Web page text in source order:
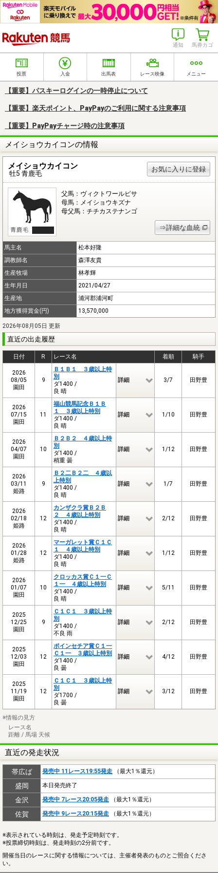
馬券カゴ
通知
投票 入金 出馬表 レース映像 メニュー
【重要】パスキーログインの一時停止について
【重要】楽天ポイント、PayPayのご利用に関する注意事項
【重要】PayPayチャージ時の注意事項
メイショウカイコンの情報
メイショウカイコン
牡5 青鹿毛
お気に入りに登録
父馬：ヴィクトワールピサ
母馬：メイショウキズナ
母父馬：チチカステナンゴ
⇒詳細な血統
馬主名
松本好隆
調教師名
森澤友貴
生産牧場
林孝輝
生年月日
2021/04/27
生産地
浦河郡浦河町
地方獲得賞金(円)
13,570,000
2026年08月05日 更新
直近の出走履歴
日付 R レース名 着順 騎手
2026
08/05
園田
9
Ｂ１Ｂ１ ３歳以上特
別
ダ1400 /
良 晴
詳細 3/7 田野豊
2026
07/15
園田
11
福山競馬記念Ｂ１Ｂ
１ ３歳以上特別
ダ1400 /
良 晴
詳細 1/10 田野豊
2026
04/07
園田
10
Ｂ２Ｂ２ ４歳以上特
別
ダ1400 /
稍重 曇
詳細 1/12 田野豊
2026
03/11
姫路
9
Ｂ２二Ｂ２二 ４歳以
上特別
ダ1400 /
良 晴
詳細 1/7 田野豊
2026
02/18
姫路
12
カンザクラ賞Ｂ２Ｂ
２ ４歳以上特別
ダ1400 /
良 晴
詳細 2/12 田野豊
2026
01/28
姫路
12
マーガレット賞Ｃ１Ｃ
１ ４歳以上特別
ダ1400 /
良 晴
詳細 1/12 田野豊
2026
01/07
園田
10
クロッカス賞Ｃ１一Ｃ
１一 ４歳以上特別
ダ1400 /
良 晴
詳細 5/11 田野豊
2025
12/25
園田
9
Ｃ１Ｃ１ ３歳以上特
別
ダ1400 /
不良 雨
詳細 2/12 田野豊
2025
12/03
園田
12
ポインセチア賞Ｃ１一
Ｃ１一 ３歳以上特別
ダ1400 /
良 曇
詳細 4/12 田野豊
2025
11/19
園田
12
Ｃ１Ｃ１ ３歳以上特
別
ダ1700 /
良 曇
詳細 3/12 田野豊
※情報の見方
レース名
距離 / 馬場 天候
直近の発走状況
帯広ば 発売中 11レース19:55発走 （最大1％還元）
盛岡 本日発売終了
金沢 発売中 7レース20:05発走 （最大1％還元）
佐賀 発売中 9レース20:15発走 （最大1％還元）
※表示されている時刻は、発走予定時刻です。
※投票締切時刻は、発走時刻の2分前です。
開催当日のレースに関する情報については、主催者発表のものとご照合くださ
い。